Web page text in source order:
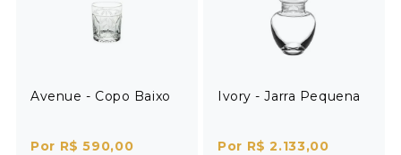
Avenue - Copo Baixo
Por R$ 590,00
Ivory - Jarra Pequena
Por R$ 2.133,00